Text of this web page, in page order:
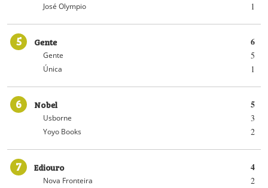
1
José Olympio
5 6
Gente
5
Gente
1
Única
6 5
Nobel
3
Usborne
2
Yoyo Books
7 4
Ediouro
2
Nova Fronteira